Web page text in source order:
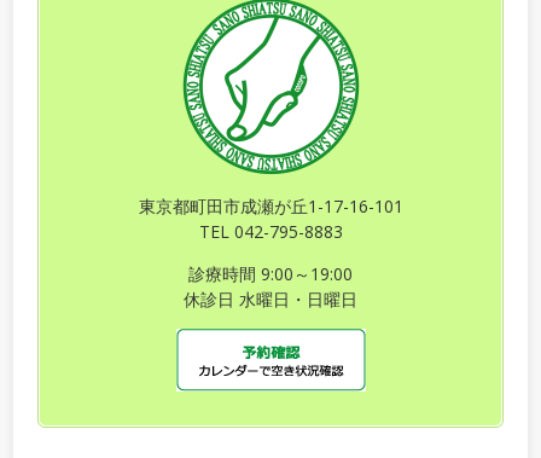
東京都町田市成瀬が丘1-17-16-101
TEL 042-795-8883
診療時間 9:00～19:00
休診日 水曜日・日曜日